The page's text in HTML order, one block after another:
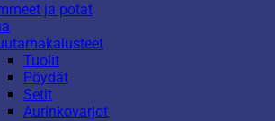
ja potat
Tuolit
Pöydät
Setit
Aurinkovarjot